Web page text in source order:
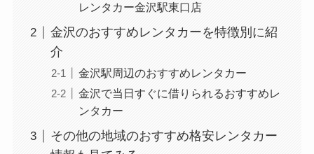
レンタカー金沢駅東口店
金沢のおすすめレンタカーを特徴別に紹
介
金沢駅周辺のおすすめレンタカー
金沢で当日すぐに借りられるおすすめレ
ンタカー
その他の地域のおすすめ格安レンタカー